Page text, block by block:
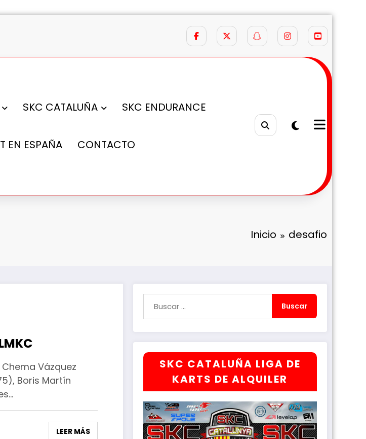
SKC CATALUÑA SKC ENDURANCE
EN ESPAÑA CONTACTO
Inicio desafio
Vázquez
Boris Martín
LEER MÁS
SKC CATALUÑA LIGA DE
KARTS DE ALQUILER